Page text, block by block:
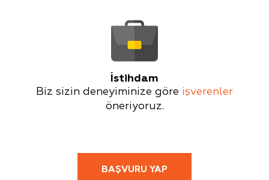
İstihdam
Biz sizin deneyiminize göre işverenler
öneriyoruz.
BAŞVURU YAP